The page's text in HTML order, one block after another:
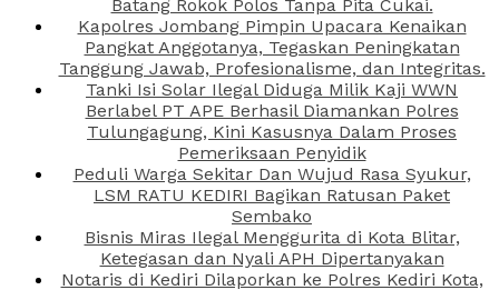
Batang Rokok Polos Tanpa Pita Cukai.
Kapolres Jombang Pimpin Upacara Kenaikan
Pangkat Anggotanya, Tegaskan Peningkatan
Tanggung Jawab, Profesionalisme, dan Integritas.
Tanki Isi Solar Ilegal Diduga Milik Kaji WWN
Berlabel PT APE Berhasil Diamankan Polres
Tulungagung, Kini Kasusnya Dalam Proses
Pemeriksaan Penyidik
Peduli Warga Sekitar Dan Wujud Rasa Syukur,
LSM RATU KEDIRI Bagikan Ratusan Paket
Sembako
Bisnis Miras Ilegal Menggurita di Kota Blitar,
Ketegasan dan Nyali APH Dipertanyakan
Notaris di Kediri Dilaporkan ke Polres Kediri Kota,